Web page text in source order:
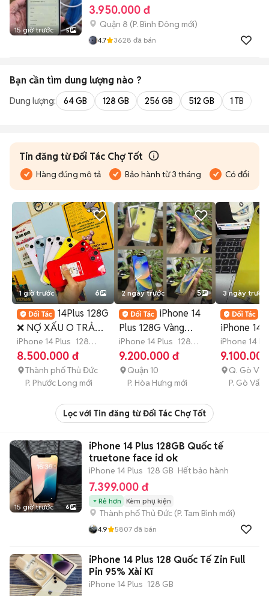
15 giờ trước 5
3.950.000 đ
Quận 8 (P. Bình Đông mới)
4.7 3628 đã bán
Bạn cần tìm dung lượng nào ?
Dung lượng: 64 GB 128 GB 256 GB 512 GB 1 TB
Tin đăng từ Đối Tác Chợ Tốt
Hàng đúng mô tả Bảo hành từ 3 tháng Có đổi trả
1 giờ trước 6
14Plus 128G
❌ NỢ XẤU O TRẢ
TRƯỚC
iPhone 14 Plus 128
GB 4-6 tháng
8.500.000 đ
Thành phố Thủ Đức
P. Phước Long mới
2 ngày trước 5
iPhone 14
Plus 128G Vàng
FULLBOX KENG
2025
iPhone 14 Plus 128
GB Còn bảo hành
9.200.000 đ
Quận 10
P. Hòa Hưng mới
3 ngày trước
iPhone 14
LL/A 98%
iPhone 14
GB 1 tháng
Q. Gò Vấp
P. Gò Vấp
Lọc với Tin đăng từ Đối Tác Chợ Tốt
15 giờ trước 6
iPhone 14 Plus 128GB Quốc tế
truetone face id ok
iPhone 14 Plus 128 GB Hết bảo hành
7.399.000 đ
Rẻ hơn Kèm phụ kiện
Thành phố Thủ Đức (P. Tam Bình mới)
4.9 5807 đã bán
iPhone 14 Plus 128 Quốc Tế Zin Full
Pin 95% Xài Kĩ
iPhone 14 Plus 128 GB